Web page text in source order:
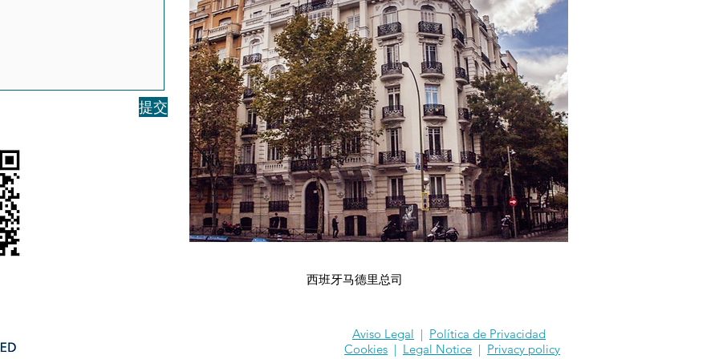
提交
西班牙马德里总司
Aviso Legal | Política de Privacidad
Cookies | Legal Notice | Privacy policy